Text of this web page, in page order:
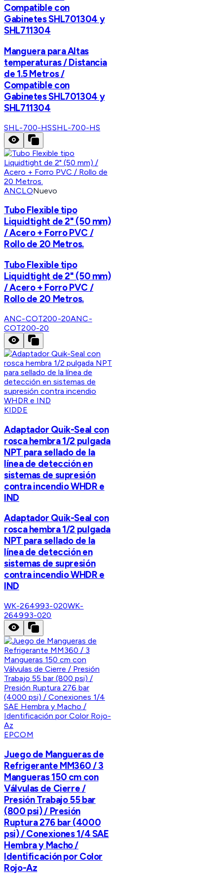
Compatible con
Gabinetes SHL701304 y
SHL711304
Manguera para Altas
temperaturas / Distancia
de 1.5 Metros /
Compatible con
Gabinetes SHL701304 y
SHL711304
SHL-700-HSSHL-700-HS
ANCLONuevo
Tubo Flexible tipo
Liquidtight de 2" (50 mm)
/ Acero + Forro PVC /
Rollo de 20 Metros.
Tubo Flexible tipo
Liquidtight de 2" (50 mm)
/ Acero + Forro PVC /
Rollo de 20 Metros.
ANC-COT200-20ANC-
COT200-20
KIDDE
Adaptador Quik-Seal con
rosca hembra 1/2 pulgada
NPT para sellado de la
línea de detección en
sistemas de supresión
contra incendio WHDR e
IND
Adaptador Quik-Seal con
rosca hembra 1/2 pulgada
NPT para sellado de la
línea de detección en
sistemas de supresión
contra incendio WHDR e
IND
WK-264993-020WK-
264993-020
EPCOM
Juego de Mangueras de
Refrigerante MM360 / 3
Mangueras 150 cm con
Válvulas de Cierre /
Presión Trabajo 55 bar
(800 psi) / Presión
Ruptura 276 bar (4000
psi) / Conexiones 1/4 SAE
Hembra y Macho /
Identificación por Color
Rojo-Az